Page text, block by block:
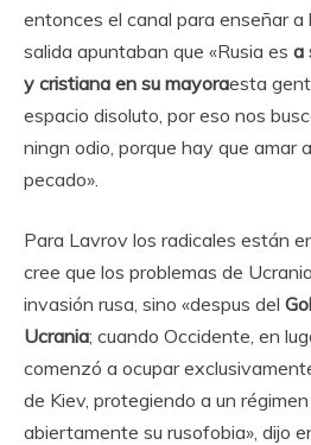
entonces el canal para enseñar a
salida apuntaban que «Rusia es a
y cristiana en su mayoraesta
espacio disoluto, por eso nos
ningn odio, porque hay que amar
pecado».
Para Lavrov los radicales están
cree que los problemas de
invasión rusa, sino «despus del
Ucrania; cuando Occidente, en
comenzó a ocupar
de Kiev, protegiendo a un
abiertamente su rusofobia», dijo